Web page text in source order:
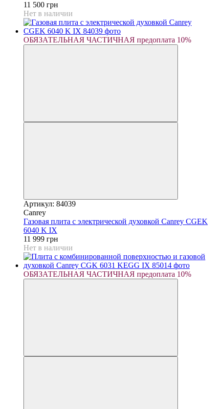
11 500 грн
Нет в наличии
ОБЯЗАТЕЛЬНАЯ ЧАСТИЧНАЯ предоплата 10%
Артикул: 84039
Canrey
Газовая плита с электрической духовкой Canrey CGEK
6040 K IX
11 999 грн
Нет в наличии
ОБЯЗАТЕЛЬНАЯ ЧАСТИЧНАЯ предоплата 10%